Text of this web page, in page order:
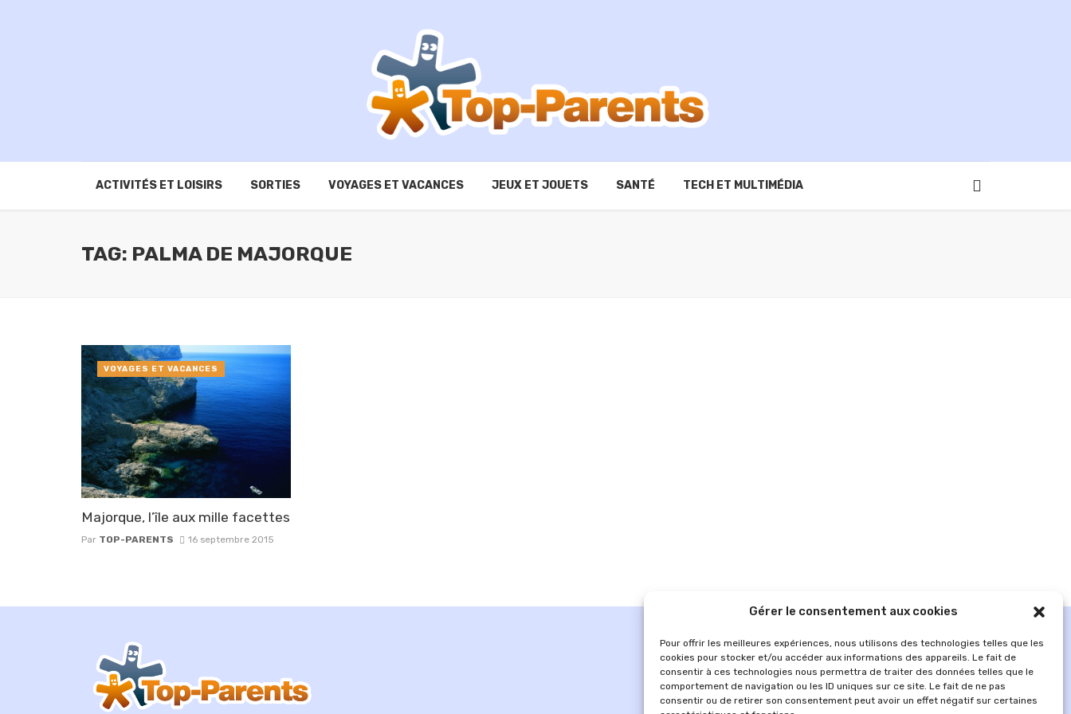
Gérer le consentement aux cookies
Pour offrir les meilleures expériences, nous utilisons des technologies telles que les
cookies pour stocker et/ou accéder aux informations des appareils. Le fait de
consentir à ces technologies nous permettra de traiter des données telles que le
comportement de navigation ou les ID uniques sur ce site. Le fait de ne pas
consentir ou de retirer son consentement peut avoir un effet négatif sur certaines
ACTIVITÉS ET LOISIRS SORTIES VOYAGES ET VACANCES JEUX ET JOUETS SANTÉ TECH ET MULTIMÉDIA
TAG: PALMA DE MAJORQUE
Majorque, l’île aux mille facettes
Par TOP-PARENTS 16 septembre 2015
VOYAGES ET VACANCES